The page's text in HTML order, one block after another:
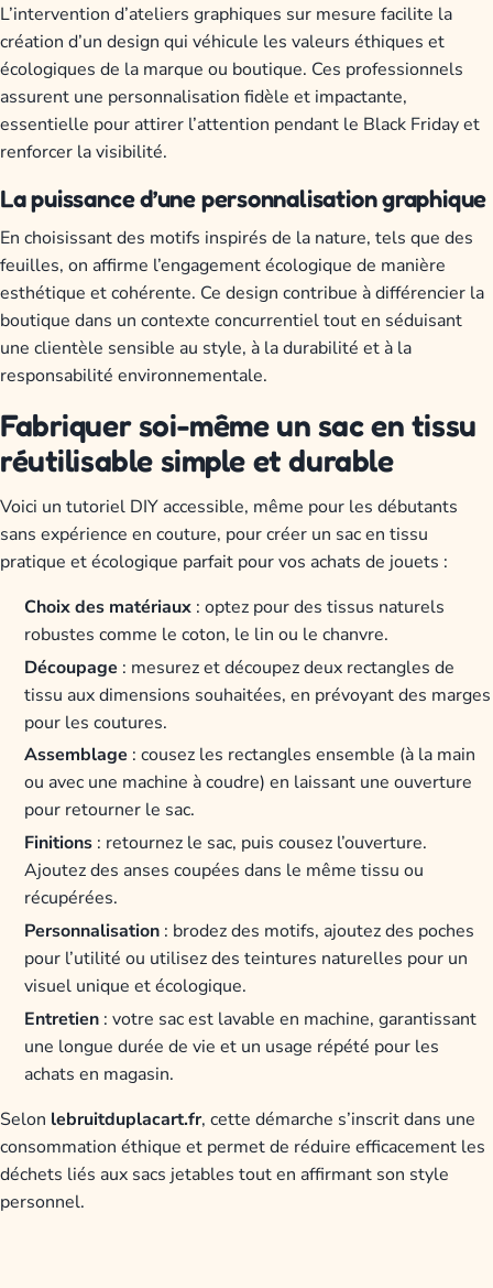
L’intervention d’ateliers graphiques sur mesure facilite la
création d’un design qui véhicule les valeurs éthiques et
écologiques de la marque ou boutique. Ces professionnels
assurent une personnalisation fidèle et impactante,
essentielle pour attirer l’attention pendant le Black Friday et
renforcer la visibilité.
La puissance d’une personnalisation graphique
En choisissant des motifs inspirés de la nature, tels que des
feuilles, on affirme l’engagement écologique de manière
esthétique et cohérente. Ce design contribue à différencier la
boutique dans un contexte concurrentiel tout en séduisant
une clientèle sensible au style, à la durabilité et à la
responsabilité environnementale.
Fabriquer soi-même un sac en tissu
réutilisable simple et durable
Voici un tutoriel DIY accessible, même pour les débutants
sans expérience en couture, pour créer un sac en tissu
pratique et écologique parfait pour vos achats de jouets :
Choix des matériaux : optez pour des tissus naturels
robustes comme le coton, le lin ou le chanvre.
Découpage : mesurez et découpez deux rectangles de
tissu aux dimensions souhaitées, en prévoyant des marges
pour les coutures.
Assemblage : cousez les rectangles ensemble (à la main
ou avec une machine à coudre) en laissant une ouverture
pour retourner le sac.
Finitions : retournez le sac, puis cousez l’ouverture.
Ajoutez des anses coupées dans le même tissu ou
récupérées.
Personnalisation : brodez des motifs, ajoutez des poches
pour l’utilité ou utilisez des teintures naturelles pour un
visuel unique et écologique.
Entretien : votre sac est lavable en machine, garantissant
une longue durée de vie et un usage répété pour les
achats en magasin.
Selon lebruitduplacart.fr, cette démarche s’inscrit dans une
consommation éthique et permet de réduire efficacement les
déchets liés aux sacs jetables tout en affirmant son style
personnel.